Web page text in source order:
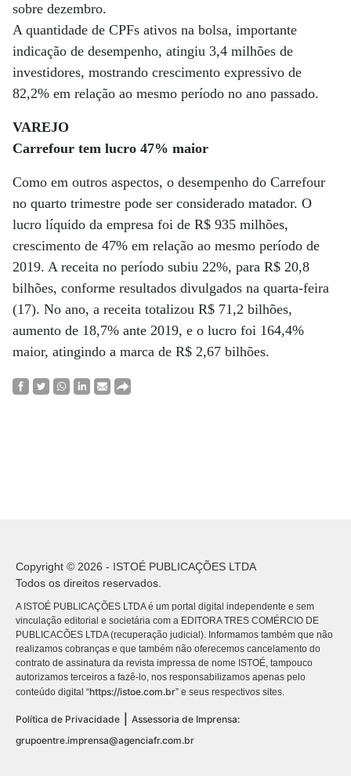
sobre dezembro.
A quantidade de CPFs ativos na bolsa, importante
indicação de desempenho, atingiu 3,4 milhões de
investidores, mostrando crescimento expressivo de
82,2% em relação ao mesmo período no ano passado.
VAREJO
Carrefour tem lucro 47% maior
Como em outros aspectos, o desempenho do Carrefour
no quarto trimestre pode ser considerado matador. O
lucro líquido da empresa foi de R$ 935 milhões,
crescimento de 47% em relação ao mesmo período de
2019. A receita no período subiu 22%, para R$ 20,8
bilhões, conforme resultados divulgados na quarta-feira
(17). No ano, a receita totalizou R$ 71,2 bilhões,
aumento de 18,7% ante 2019, e o lucro foi 164,4%
maior, atingindo a marca de R$ 2,67 bilhões.
Copyright © 2026 - ISTOÉ PUBLICAÇÕES LTDA
Todos os direitos reservados.
A ISTOÉ PUBLICAÇÕES LTDA é um portal digital independente e sem
vinculação editorial e societária com a EDITORA TRES COMÉRCIO DE
PUBLICACÕES LTDA (recuperação judicial). Informamos também que não
realizamos cobranças e que também não oferecemos cancelamento do
contrato de assinatura da revista impressa de nome ISTOÉ, tampouco
autorizamos terceiros a fazê-lo, nos responsabilizamos apenas pelo
conteúdo digital “https://istoe.com.br” e seus respectivos sites.
Política de Privacidade
Assessoria de Imprensa:
grupoentre.imprensa@agenciafr.com.br